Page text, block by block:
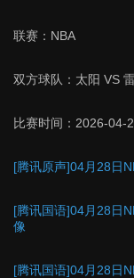
联赛： NBA
双方球队： 太阳 VS
比赛时间： 2026-04-
[腾讯原声]04月28日
[腾讯国语]04月28日
像
[腾讯国语]04月28日